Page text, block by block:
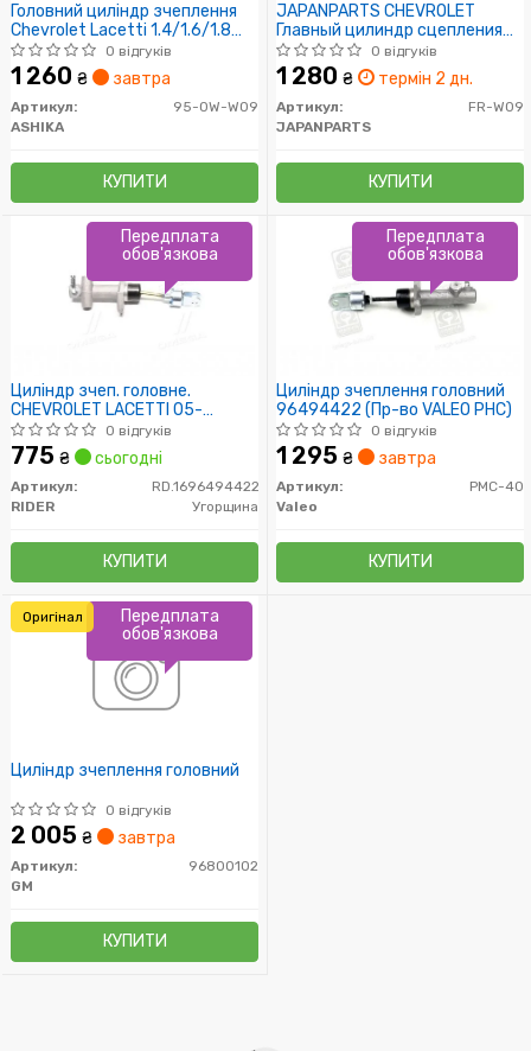
Головний циліндр зчеплення
Chevrolet Lacetti 1.4/1.6/1.8
07.03-
0 відгуків
1 260 ₴ завтра
Артикул:
95-0W-W09
ASHIKA
КУПИТИ
JAPANPARTS CHEVROLET
Главный цилиндр сцепления
Lacetti, Nubira0 відгуків
1 280 ₴ термін 2 дн.
Артикул:
FR-W09
JAPANPARTS
КУПИТИ
Циліндр зчеп. головне.
CHEVROLET LACETTI 05-
(RIDER)
0 відгуків
775 ₴ сьогодні
Артикул:
RD.1696494422
RIDER
Угорщина
КУПИТИ
Передплата
обов'язкова
Циліндр зчеплення головний
96494422 (Пр-во VALEO PHC)
0 відгуків
1 295 ₴ завтра
Артикул:
PMC-40
Valeo
КУПИТИ
Передплата
обов'язкова
Циліндр зчеплення головний
0 відгуків
2 005 ₴ завтра
Артикул:
96800102
GM
КУПИТИ
Передплата
обов'язкова
Оригінал